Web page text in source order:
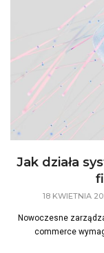
Jak działa
18 KWIETNIA
Nowoczesne
commerce